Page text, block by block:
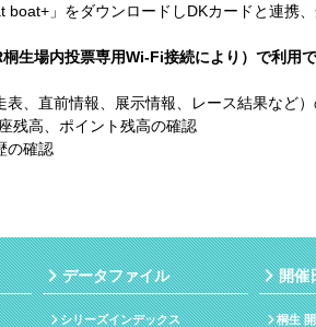
boat+」をダウンロードしDKカードと連携
生場内投票専用Wi-Fi接続により）で利用
表、直前情報、展示情報、レース結果など
残高、ポイント残高の確認
の確認
データファイル
シリーズインデックス
開催
桐生